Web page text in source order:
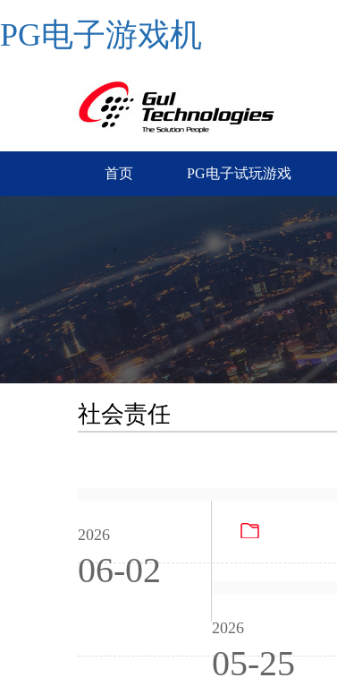
PG电子游戏机
首页 PG电子试玩游戏
社会责任
2026
06-02
2026
05-25